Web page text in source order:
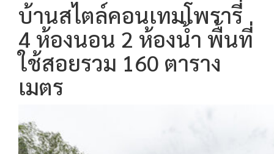
บ้านสไตล์คอนเทมโพรารี่
4 ห้องนอน 2 ห้องน้ำ พื้นที่
ใช้สอยรวม 160 ตาราง
เมตร